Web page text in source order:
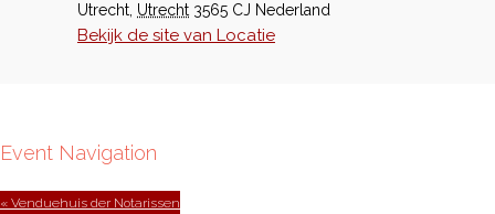
Utrecht Utrecht 3565 CJ Nederland
Bekijk de site van Locatie
Event Navigation
« Venduehuis der Notarissen